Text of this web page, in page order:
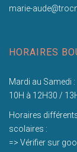
marie-
HORAIRES
Mardi au Samedi :
10H à 12H30 /
Horaires
scolaires :
=> Vérifier sur